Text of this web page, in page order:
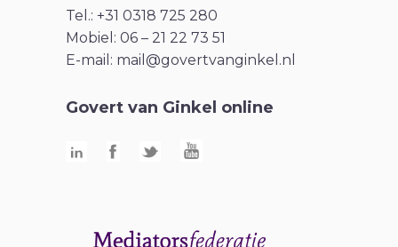
Tel.: +31 0318 725 280
Mobiel: 06 – 21 22 73 51
E-mail: mail@govertvanginkel.nl
Govert van Ginkel online